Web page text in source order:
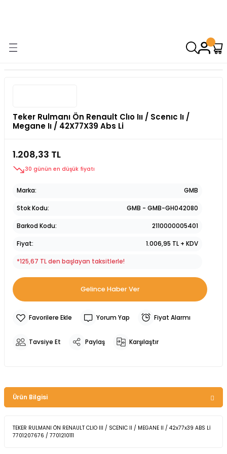
Teker Rulmanı Ön Renault Clıo Iıı / Scenıc Iı /
Megane Iı / 42X77X39 Abs Li
1.208,33 TL
30 günün en düşük fiyatı
Marka GMB
Stok Kodu GMB - GMB-GH042080
Barkod Kodu 2110000005401
Fiyat 1.006,95 TL + KDV
*125,67 TL den başlayan taksitlerle!
Gelince Haber Ver
Yorum Yap Fiyat Alarmı
Tavsiye Et Paylaş Karşılaştır
Ürün Bilgisi
TEKER RULMANI ÖN RENAULT CLIO III / SCENIC II / MEGANE II / 42x77x39 ABS Lİ
7701207676 / 7701210111